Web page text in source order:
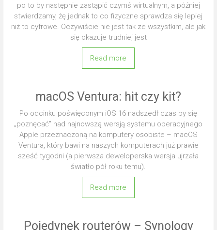
po to by następnie zastąpić czymś wirtualnym, a później
stwierdzamy, żę jednak to co fizyczne sprawdza się lepiej
niż to cyfrowe. Oczywiście nie jest tak ze wszystkim, ale jak
się okazuje trudniej jest
Read more
macOS Ventura: hit czy kit?
Po odcinku poświęconym iOS 16 nadszedł czas by się
„poznęcać” nad najnowszą wersją systemu operacyjnego
Apple przeznaczoną na komputery osobiste – macOS
Ventura, który bawi na naszych komputerach już prawie
sześć tygodni (a pierwsza deweloperska wersja ujrzała
światło pół roku temu).
Read more
Pojedynek routerów – Synology